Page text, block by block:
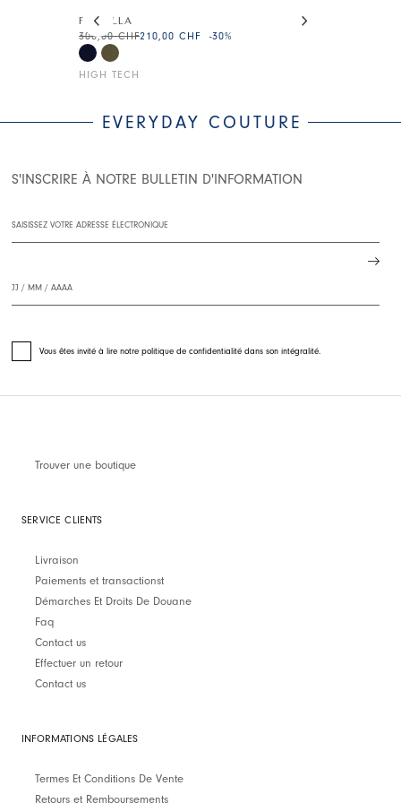
FLOTILLA
HIGH TECH
300,00 CHF210,00 CHF -30%
EVERYDAY COUTURE
S'INSCRIRE À NOTRE BULLETIN D'INFORMATION
Vous êtes invité à lire notre politique de confidentialité dans son intégralité.
Trouver une boutique
SERVICE CLIENTS
Livraison
Paiements et transactionst
Démarches Et Droits De Douane
Faq
Contact us
Effectuer un retour
Contact us
INFORMATIONS LÉGALES
Termes Et Conditions De Vente
Retours et Remboursements